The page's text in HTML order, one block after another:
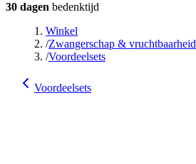
30 dagen bedenktijd
Winkel
/Zwangerschap & vruchtbaarheid
/Voordeelsets
Voordeelsets